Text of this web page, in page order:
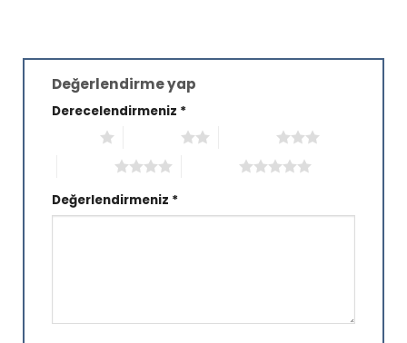
Değerlendirme yap
Derecelendirmeniz *
Değerlendirmeniz *